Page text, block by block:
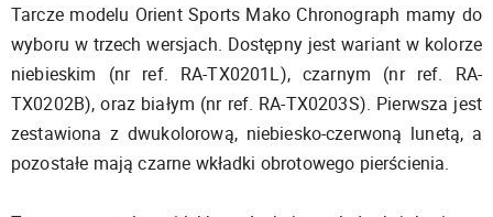
Tarcze modelu Orient Sports Mako Chronograph mamy do
wyboru w trzech wersjach. Dostępny jest wariant w kolorze
niebieskim (nr ref. RA-TX0201L), czarnym (nr ref. RA-
TX0202B), oraz białym (nr ref. RA-TX0203S). Pierwsza jest
zestawiona z dwukolorową, niebiesko-czerwoną lunetą, a
pozostałe mają czarne wkładki obrotowego pierścienia.